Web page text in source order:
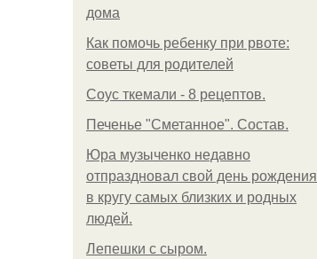
дома
Как помочь ребенку при рвоте:
советы для родителей
Соус ткемали - 8 рецептов.
Печенье "Сметанное". Состав.
Юра музыченко недавно
отпраздновал свой день рождения
в кругу самых близких и родных
людей.
Лепешки с сыром.